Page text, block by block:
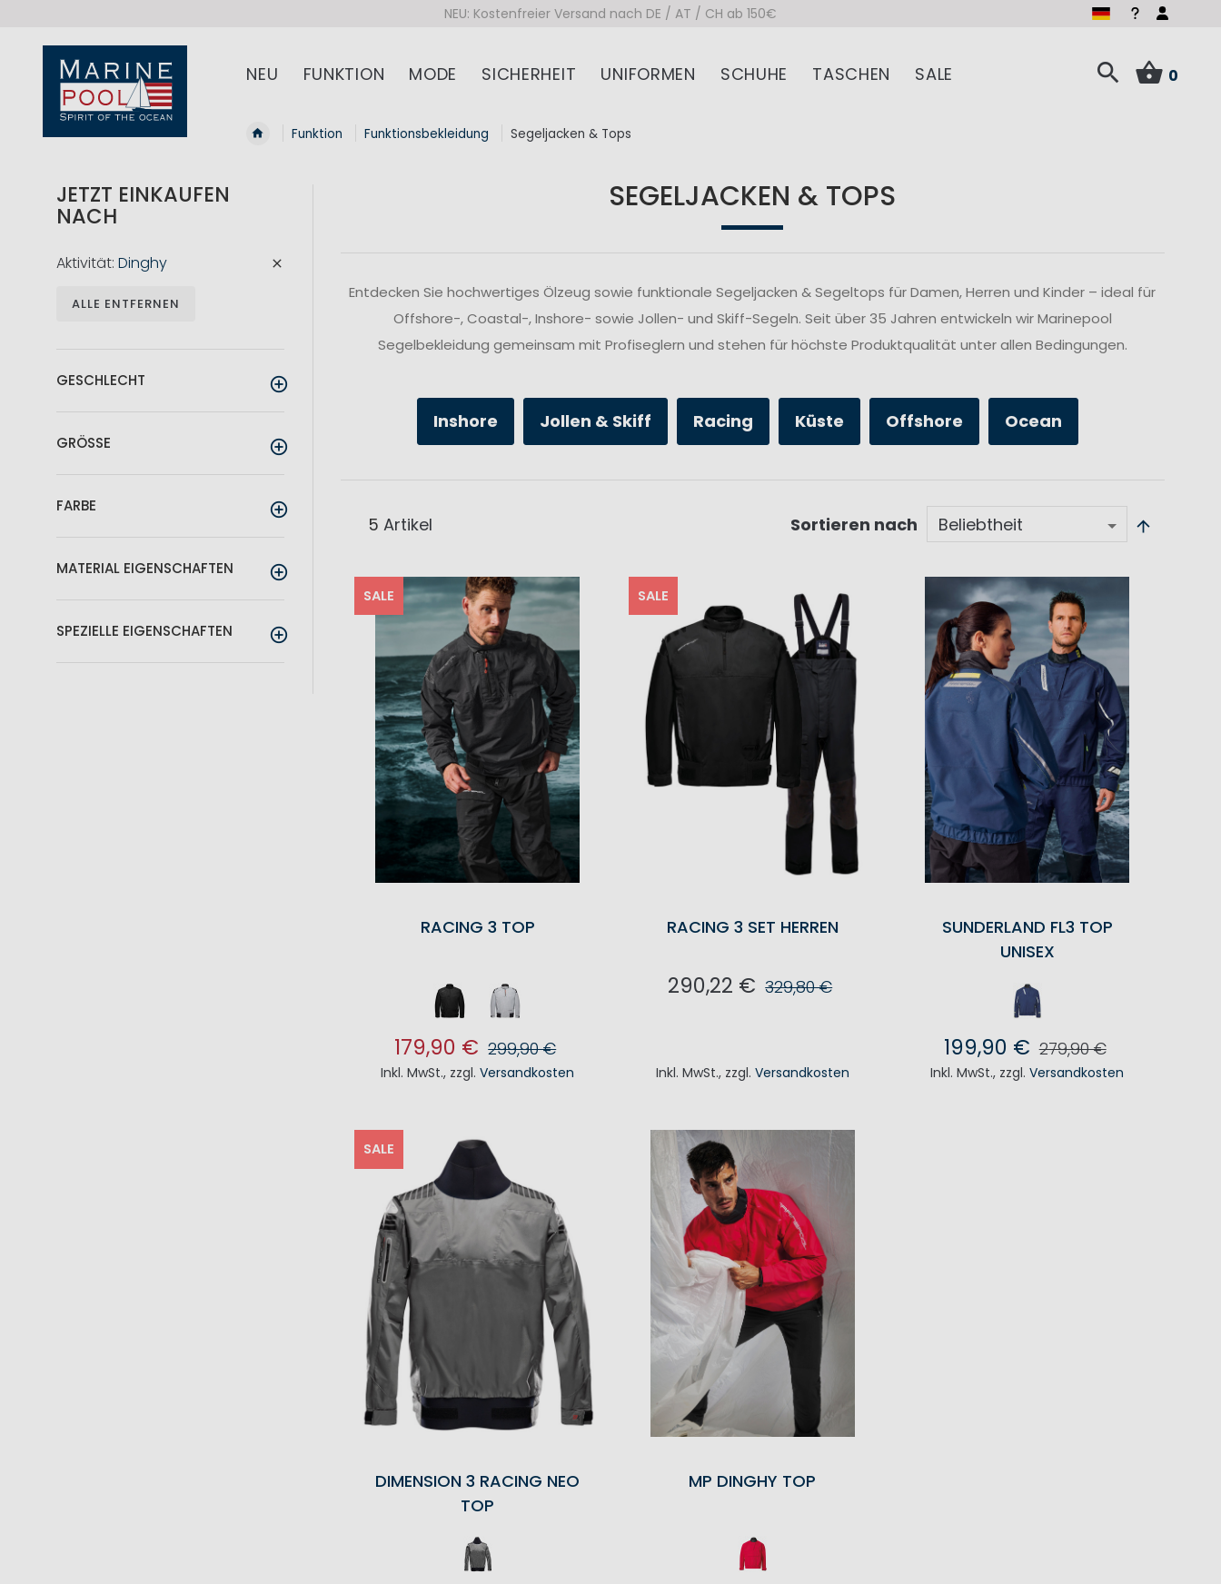
NEU: Kostenfreier Versand nach DE / AT / CH ab 150€
NEU FUNKTION MODE SICHERHEIT UNIFORMEN SCHUHE TASCHEN SALE 0
Funktion Funktionsbekleidung Segeljacken & Tops
SEGELJACKEN & TOPS
Entdecken Sie hochwertiges Ölzeug sowie funktionale Segeljacken & Segeltops für Damen, Herren und Kinder – ideal für
Offshore-, Coastal-, Inshore- sowie Jollen- und Skiff-Segeln. Seit über 35 Jahren entwickeln wir Marinepool
Segelbekleidung gemeinsam mit Profiseglern und stehen für höchste Produktqualität unter allen Bedingungen.
Inshore Jollen & Skiff Racing Küste Offshore Ocean
5 Artikel Sortieren nach
SALE
RACING 3 TOP
179,90 € 299,90 €
Inkl. MwSt., zzgl.Versandkosten
SALE
RACING 3 SET HERREN
290,22 € 329,80 €
Inkl. MwSt., zzgl. Versandkosten
SUNDERLAND FL3 TOP
UNISEX
199,90 € 279,90 €
Inkl. MwSt., zzgl.Versandkosten
SALE
DIMENSION 3 RACING NEO
TOP
MP DINGHY TOP
JETZT EINKAUFEN
NACH
Aktivität Dinghy
ALLE ENTFERNEN
GESCHLECHT
GRÖSSE
FARBE
MATERIAL EIGENSCHAFTEN
SPEZIELLE EIGENSCHAFTEN